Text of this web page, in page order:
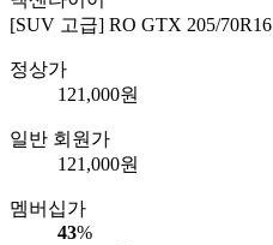
[SUV 고급] RO GTX 205/70R16
정상가
121,000원
일반 회원가
121,000원
멤버십가
43%